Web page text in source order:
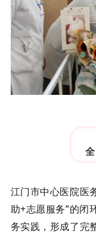
江门市中心医院医
助+志愿服务”的闭
务实践，形成了完